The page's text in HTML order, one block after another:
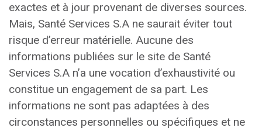
exactes et à jour provenant de diverses sources.
Mais, Santé Services S.A ne saurait éviter tout
risque d’erreur matérielle. Aucune des
informations publiées sur le site de Santé
Services S.A n’a une vocation d’exhaustivité ou
constitue un engagement de sa part. Les
informations ne sont pas adaptées à des
circonstances personnelles ou spécifiques et ne